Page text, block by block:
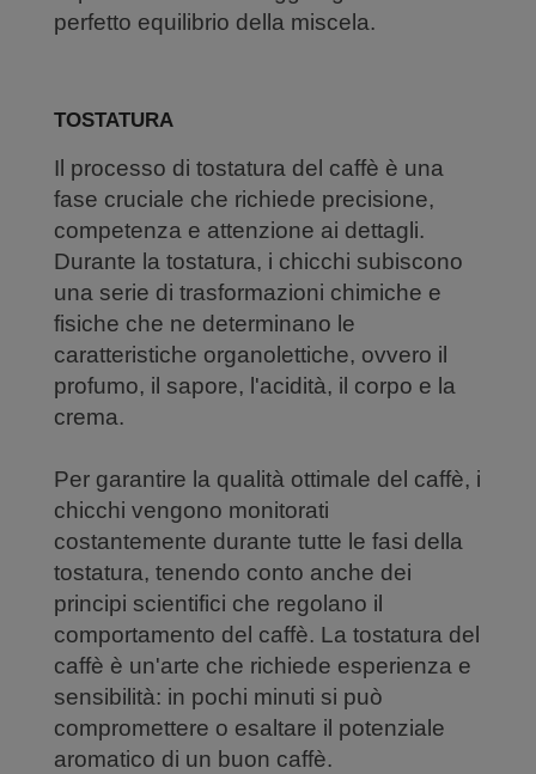
perfetto equilibrio della miscela.
TOSTATURA
Il processo di tostatura del caffè è una
fase cruciale che richiede precisione,
competenza e attenzione ai dettagli.
Durante la tostatura, i chicchi subiscono
una serie di trasformazioni chimiche e
fisiche che ne determinano le
caratteristiche organolettiche, ovvero il
profumo, il sapore, l'acidità, il corpo e la
crema.
Per garantire la qualità ottimale del caffè, i
chicchi vengono monitorati
costantemente durante tutte le fasi della
tostatura, tenendo conto anche dei
principi scientifici che regolano il
comportamento del caffè. La tostatura del
caffè è un'arte che richiede esperienza e
sensibilità: in pochi minuti si può
compromettere o esaltare il potenziale
aromatico di un buon caffè.